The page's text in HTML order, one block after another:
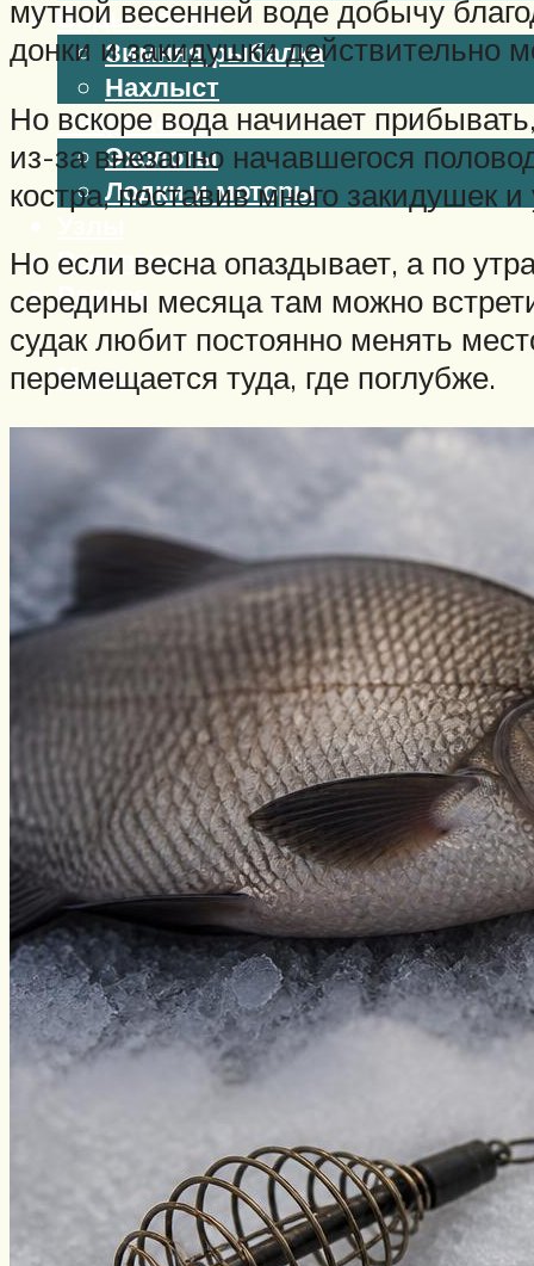
Виды ловли
Зимняя рыбалка
Нахлыст
Снаряжение
Эхолоты
Лодки и моторы
Рецепты
Разное
Меню
мутной весенней воде добычу
донки и закидушки действительно
Но вскоре вода начинает
из-за внезапно начавшегося
костра, поставив много закидушек
Но если весна опаздывает, а по
середины месяца там можно
судак любит постоянно менять
перемещается туда, где поглубже.